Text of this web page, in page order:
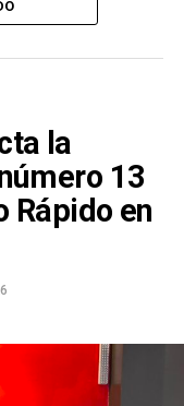
la
13
Rápido en